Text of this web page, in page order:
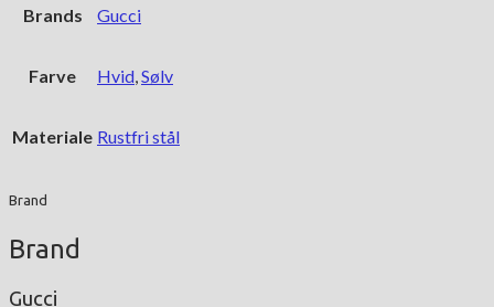
Brands Gucci
Farve Hvid,Sølv
Materiale Rustfri stål
Brand
Brand
Gucci